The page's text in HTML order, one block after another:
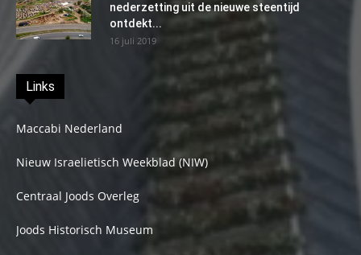
nederzetting uit de nieuwe steentijd
ontdekt...
16 juli 2019
Links
Maccabi Nederland
Nieuw Israelietisch Weekblad (NIW)
Centraal Joods Overleg
Joods Historisch Museum